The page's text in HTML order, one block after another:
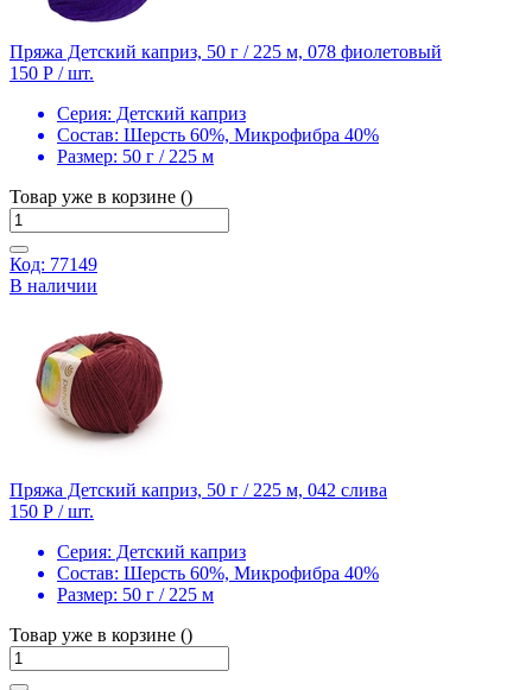
Пряжа Детский каприз, 50 г / 225 м, 078 фиолетовый
150 Р / шт.
Серия: Детский каприз
Состав: Шерсть 60%, Микрофибра 40%
Размер: 50 г / 225 м
Товар уже в корзине ()
Код: 77149
В наличии
Пряжа Детский каприз, 50 г / 225 м, 042 слива
150 Р / шт.
Серия: Детский каприз
Состав: Шерсть 60%, Микрофибра 40%
Размер: 50 г / 225 м
Товар уже в корзине ()